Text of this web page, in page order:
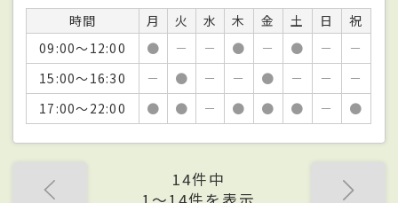
時間 月 火 水 木 金 土 日
祝
09:00～12:00
● － － ● － ● －
－
15:00～16:30
－ ● － － ● － －
－
17:00～22:00
● ● － ● ● ● － ●
14件中